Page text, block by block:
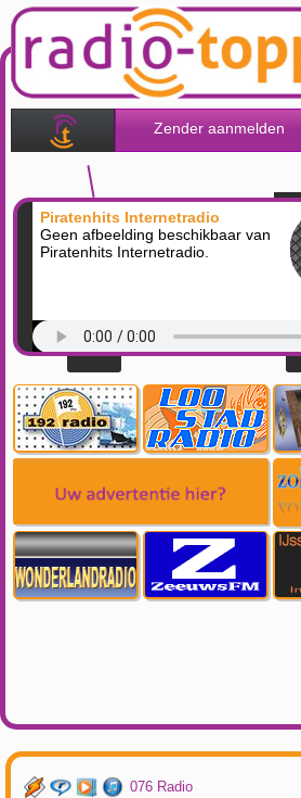
Zender aanmelden
Piratenhits Internetradio
Geen afbeelding beschikbaar van
Piratenhits Internetradio.
076 Radio